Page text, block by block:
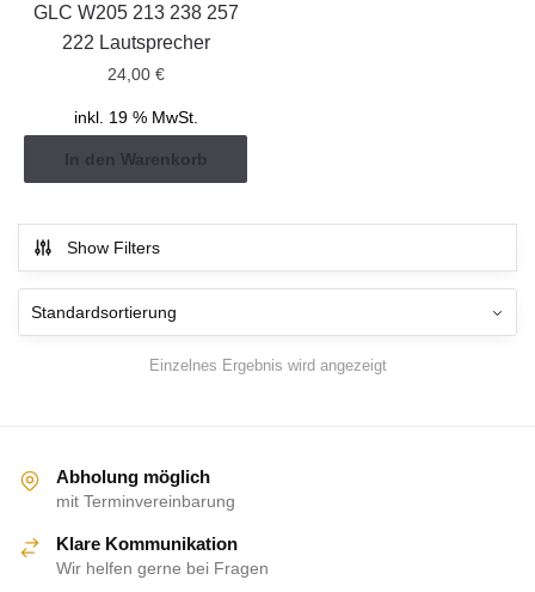
GLC W205 213 238 257
222 Lautsprecher
24,00 €
inkl. 19 % MwSt.
In den Warenkorb
Show Filters
Einzelnes Ergebnis wird angezeigt
Abholung möglich
mit Terminvereinbarung
Klare Kommunikation
Wir helfen gerne bei Fragen